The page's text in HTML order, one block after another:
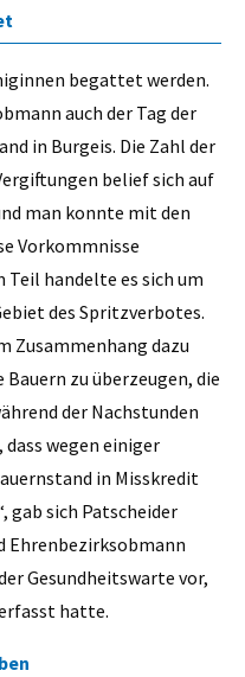
begattet werden.
auch der Tag der
in Burgeis. Die Zahl der
belief sich auf
man konnte mit den
Vorkommnisse
Teil handelte es sich um
des Spritzverbotes.
Zusammenhang dazu
zu überzeugen, die
der Nachstunden
dass wegen einiger
in Misskredit
gab sich Patscheider
Ehrenbezirksobmann
Gesundheitswarte vor,
hatte.